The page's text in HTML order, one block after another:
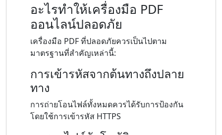
อะไรทำให้เครื่องมือ PDF
ออนไลน์ปลอดภัย
เครื่องมือ PDF ที่ปลอดภัยควรเป็นไปตาม
มาตรฐานที่สำคัญเหล่านี้:
การเข้ารหัสจากต้นทางถึงปลาย
ทาง
การถ่ายโอนไฟล์ทั้งหมดควรได้รับการป้องกัน
โดยใช้การเข้ารหัส HTTPS